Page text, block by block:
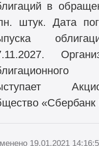
в
штук. Дата
19.01.2021